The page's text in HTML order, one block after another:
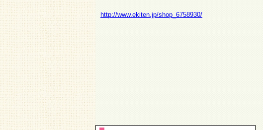
http://www.ekiten.jp/shop_6758930/